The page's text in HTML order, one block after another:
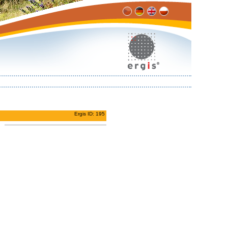
Ergis ID: 195